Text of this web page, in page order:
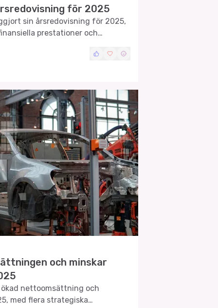
för 2025
sin årsredovisning för 2025,
prestationer och
och minskar
nettoomsättning och
med flera strategiska